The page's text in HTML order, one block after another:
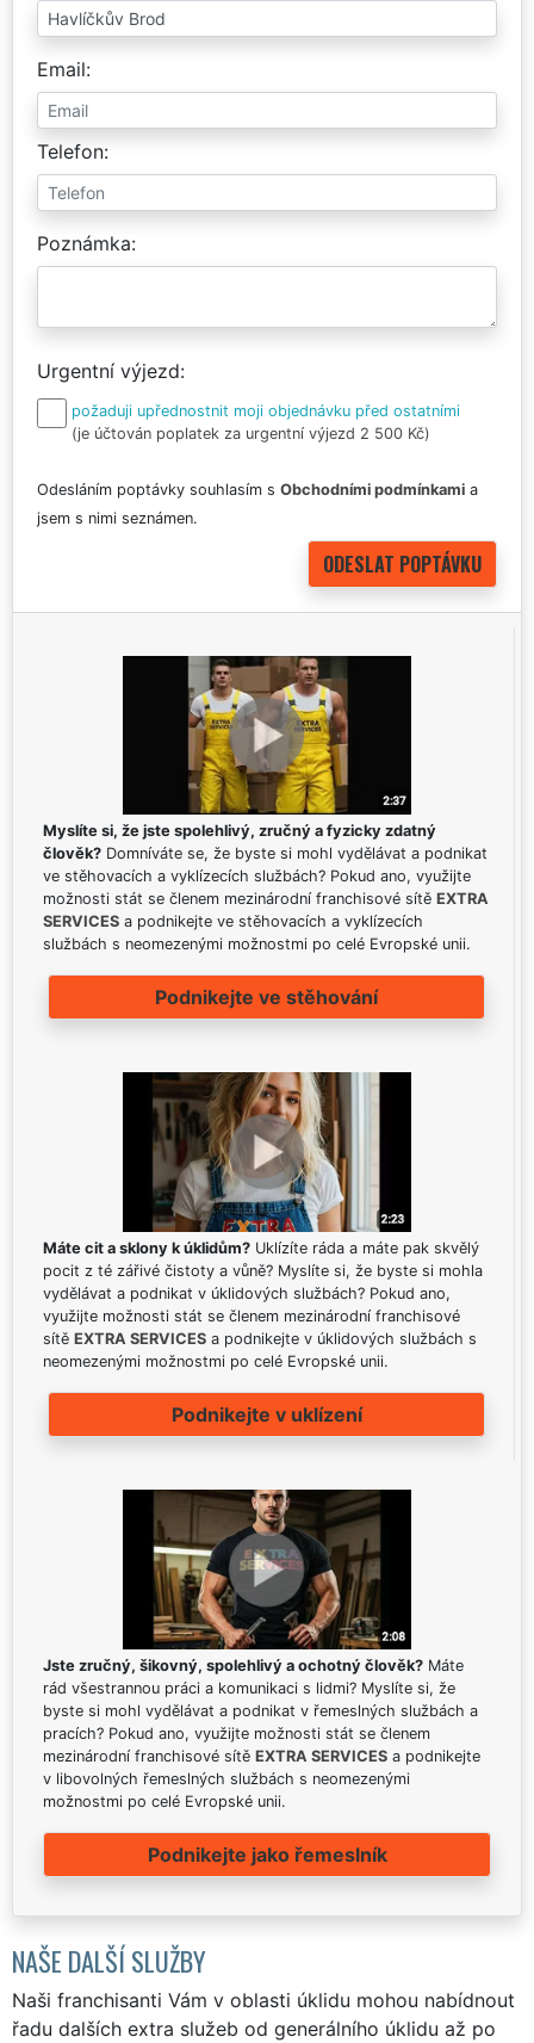
Email
Telefon
Poznámka
Urgentní výjezd
požaduji upřednostnit moji objednávku před ostatními
(je účtován poplatek za urgentní výjezd 2 500 Kč)
Odesláním poptávky souhlasím s Obchodními podmínkami a
jsem s nimi seznámen.
Myslíte si, že jste spolehlivý, zručný a fyzicky zdatný
člověk? Domníváte se, že byste si mohl vydělávat a podnikat
ve stěhovacích a vyklízecích službách? Pokud ano, využijte
možnosti stát se členem mezinárodní franchisové sítě EXTRA
SERVICES a podnikejte ve stěhovacích a vyklízecích
službách s neomezenými možnostmi po celé Evropské unii.
Podnikejte ve stěhování
Máte cit a sklony k úklidům? Uklízíte ráda a máte pak skvělý
pocit z té zářivé čistoty a vůně? Myslíte si, že byste si mohla
vydělávat a podnikat v úklidových službách? Pokud ano,
využijte možnosti stát se členem mezinárodní franchisové
sítě EXTRA SERVICES a podnikejte v úklidových službách s
neomezenými možnostmi po celé Evropské unii.
Podnikejte v uklízení
Jste zručný, šikovný, spolehlivý a ochotný člověk? Máte
rád všestrannou práci a komunikaci s lidmi? Myslíte si, že
byste si mohl vydělávat a podnikat v řemeslných službách a
pracích? Pokud ano, využijte možnosti stát se členem
mezinárodní franchisové sítě EXTRA SERVICES a podnikejte
v libovolných řemeslných službách s neomezenými
možnostmi po celé Evropské unii.
Podnikejte jako řemeslník
NAŠE DALŠÍ SLUŽBY
Naši franchisanti Vám v oblasti úklidu mohou nabídnout
řadu dalších extra služeb od generálního úklidu až po